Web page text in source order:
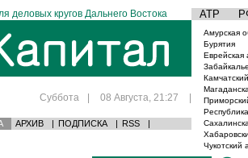
деловых кругов Дальнего Востока АТР
Суббота | 08 Августа, 21:27 |
АРХИВ | ПОДПИСКА | RSS |
Амурская
Бурятия
Еврейская
Чукотский